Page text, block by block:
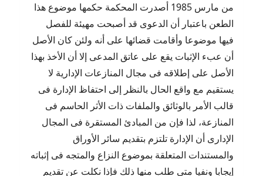
من مارس 1985 أصدرت المحكمة حكمها موضوع هذا
الطعن باعتبار أن الدعوى قد أصبحت مهيئة للفصل
فيها موضوعا وأقامت قضائها على أنه ولئن كان الأصل
أن عبء الإثبات يقع على عاتق المدعى إلا أن الأخذ بهذا
الأصل على إطلاقه فى مجال المنازعات الإدارية لا
يستقيم مع واقع الحال بالنظر إلى احتفاظ الإدارة فى
قالب الأمر بالوثائق والملفات ذات الأثر الحاسم فى
المنازعة، لذا فإن من المبادئ المستقرة فى المجال
الإدارى أن الإدارة تلتزم بتقديم سائر الأوراق
والمستندات المتعلقة بموضوع النزاع والمتجه فى إثباته
إيجابا ونفيا متى طلب منها ذلك فإذا نكلت عن تقديم